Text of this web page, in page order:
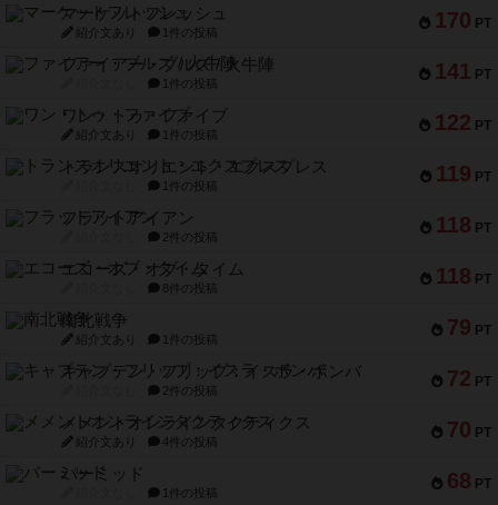
170 PT
マーケットフレッシュ
紹介文あり 1件の投稿
141 PT
ファイアー・ブルズ / 火牛陣
1件の投稿
122 PT
ワン・トゥ・ファイブ
紹介文あり 1件の投稿
119 PT
トランスオリエント・エクスプレス
1件の投稿
118 PT
フラットアイアン
2件の投稿
118 PT
エコーズ・オブ・タイム
8件の投稿
79 PT
南北戦争
紹介文あり 1件の投稿
72 PT
キャプテン・フリップ：イスラ・ボンバ
2件の投稿
70 PT
メメントオンラインタクティクス
紹介文あり 4件の投稿
68 PT
パーミッド
1件の投稿